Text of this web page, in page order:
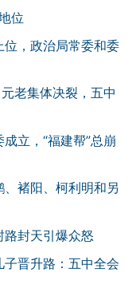
位
，政治局常委和委
老集体决裂，五中
立，“福建帮”总崩
褚阳、柯利明和另
封天引爆众怒
晋升路：五中全会